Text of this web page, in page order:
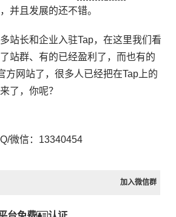
并且发展的还不错。
站长和企业入驻Tap，在这里我们看
站群、有的已经盈利了，而也有的
方网站了，很多人已经把在Tap上的
了，你呢？
微信：13340454
加入微信群